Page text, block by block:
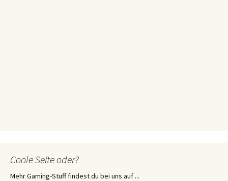
Coole Seite oder?
Mehr Gaming-Stuff findest du bei uns auf ...